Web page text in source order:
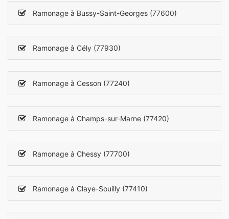
Ramonage à Bussy-Saint-Georges (77600)
Ramonage à Cély (77930)
Ramonage à Cesson (77240)
Ramonage à Champs-sur-Marne (77420)
Ramonage à Chessy (77700)
Ramonage à Claye-Souilly (77410)